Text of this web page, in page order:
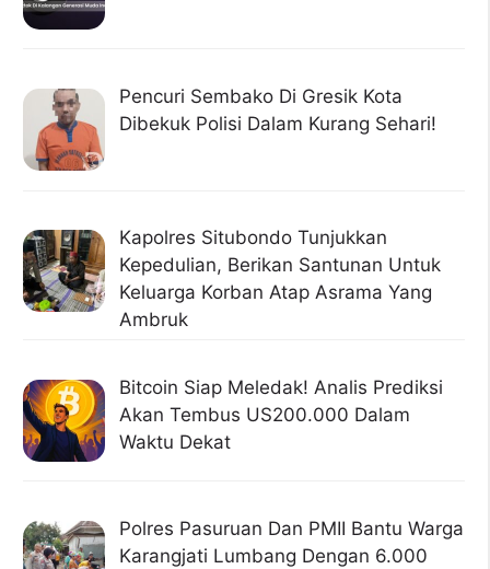
Pencuri Sembako Di Gresik Kota
Dibekuk Polisi Dalam Kurang Sehari!
Kapolres Situbondo Tunjukkan
Kepedulian, Berikan Santunan Untuk
Keluarga Korban Atap Asrama Yang
Ambruk
Bitcoin Siap Meledak! Analis Prediksi
Akan Tembus US200.000 Dalam
Waktu Dekat
Polres Pasuruan Dan PMII Bantu Warga
Karangjati Lumbang Dengan 6.000